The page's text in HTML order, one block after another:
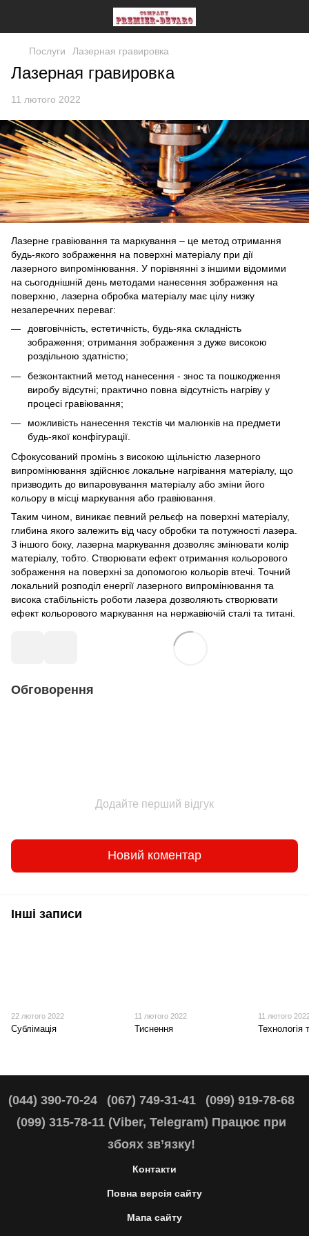
Послуги Лазерная гравировка
Лазерная гравировка
11 лютого 2022
Лазерне гравіювання та маркування – це метод отримання
будь-якого зображення на поверхні матеріалу при дії
лазерного випромінювання. У порівнянні з іншими відомими
на сьогоднішній день методами нанесення зображення на
поверхню, лазерна обробка матеріалу має цілу низку
незаперечних переваг:
довговічність, естетичність, будь-яка складність
зображення; отримання зображення з дуже високою
роздільною здатністю;
безконтактний метод нанесення - знос та пошкодження
виробу відсутні; практично повна відсутність нагріву у
процесі гравіювання;
можливість нанесення текстів чи малюнків на предмети
будь-якої конфігурації.
Сфокусований промінь з високою щільністю лазерного
випромінювання здійснює локальне нагрівання матеріалу, що
призводить до випаровування матеріалу або зміни його
кольору в місці маркування або гравіювання.
Таким чином, виникає певний рельєф на поверхні матеріалу,
глибина якого залежить від часу обробки та потужності лазера.
З іншого боку, лазерна маркування дозволяє змінювати колір
матеріалу, тобто. Створювати ефект отримання кольорового
зображення на поверхні за допомогою кольорів втечі. Точний
локальний розподіл енергії лазерного випромінювання та
висока стабільність роботи лазера дозволяють створювати
ефект кольорового маркування на нержавіючій сталі та титані.
Обговорення
Додайте перший відгук
Новий коментар
Інші записи
22 лютого 2022
Сублімація
11 лютого 2022
Тиснення
11 лютого
Технологія
(044) 390-70-24 (067) 749-31-41
(099) 919-78-68
(099) 315-78-11 (Viber, Telegram) Працює при
збоях зв’язку!
Контакти
Повна версія сайту
Мапа сайту